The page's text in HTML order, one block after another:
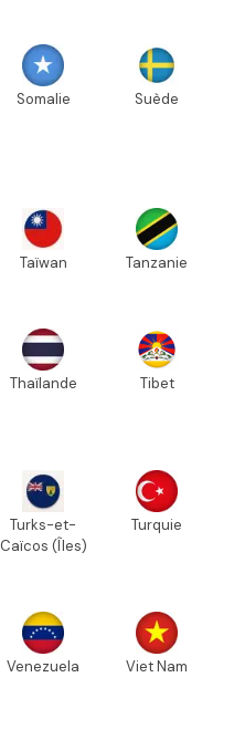
Somalie Suède
Taïwan Tanzanie
Thaïlande Tibet
Turks-et-
Caïcos (Îles)
Turquie
Venezuela Viet Nam